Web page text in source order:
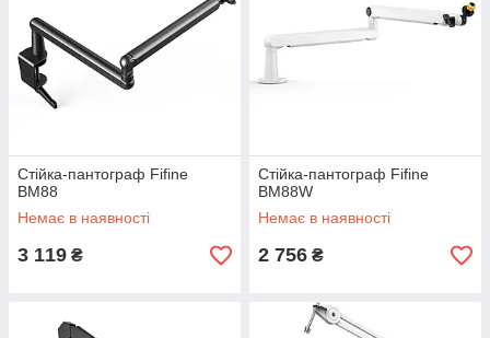
Стійка-пантограф Fifine
BM88
Немає в наявності
3 119 ₴
Стійка-пантограф Fifine
BM88W
Немає в наявності
2 756 ₴